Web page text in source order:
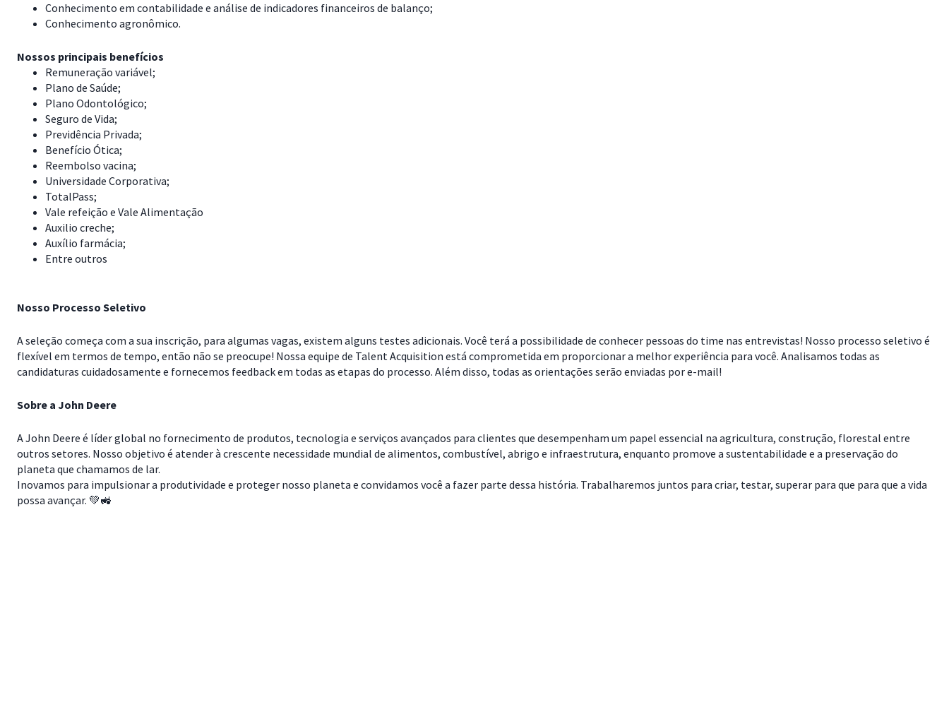
Conhecimento em contabilidade e análise de indicadores financeiros de balanço;
Conhecimento agronômico.
Nossos principais benefícios
Remuneração variável;
Plano de Saúde;
Plano Odontológico;
Seguro de Vida;
Previdência Privada;
Benefício Ótica;
Reembolso vacina;
Universidade Corporativa;
TotalPass;
Vale refeição e Vale Alimentação
Auxilio creche;
Auxílio farmácia;
Entre outros
Nosso Processo Seletivo
A seleção começa com a sua inscrição, para algumas vagas, existem alguns testes adicionais. Você terá a possibilidade de conhecer pessoas do time nas entrevistas! Nosso processo seletivo é
flexível em termos de tempo, então não se preocupe! Nossa equipe de Talent Acquisition está comprometida em proporcionar a melhor experiência para você. Analisamos todas as
candidaturas cuidadosamente e fornecemos feedback em todas as etapas do processo. Além disso, todas as orientações serão enviadas por e-mail!
Sobre a John Deere
A John Deere é líder global no fornecimento de produtos, tecnologia e serviços avançados para clientes que desempenham um papel essencial na agricultura, construção, florestal entre
outros setores. Nosso objetivo é atender à crescente necessidade mundial de alimentos, combustível, abrigo e infraestrutura, enquanto promove a sustentabilidade e a preservação do
planeta que chamamos de lar.
Inovamos para impulsionar a produtividade e proteger nosso planeta e convidamos você a fazer parte dessa história. Trabalharemos juntos para criar, testar, superar para que para que a vida
possa avançar. 💚🚜